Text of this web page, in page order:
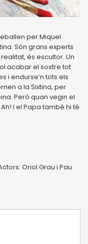
per Miquel
Són grans experts
és escultor. Un
acabar el sostre tot
i endurse’n tots els
a la Sixtina, per
Però quan vegin el
I el Papa també hi té
Oriol Grau i Pau